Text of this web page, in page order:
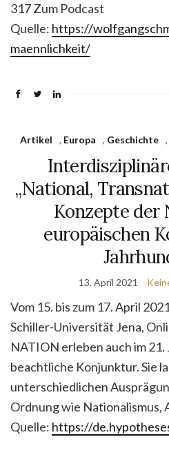
317 Zum Podcast
Quelle: https://
maennlichkeit/
Artikel , Europa , Geschichte ,
„National,
Konzepte der
europäischen
13. April 2021
Vom 15. bis zum 17. April
Schiller-Universität Jena,
NATION erleben auch im
beachtliche Konjunktur. Sie
unterschiedlichen
Ordnung wie Nationalismus,
Quelle: https://